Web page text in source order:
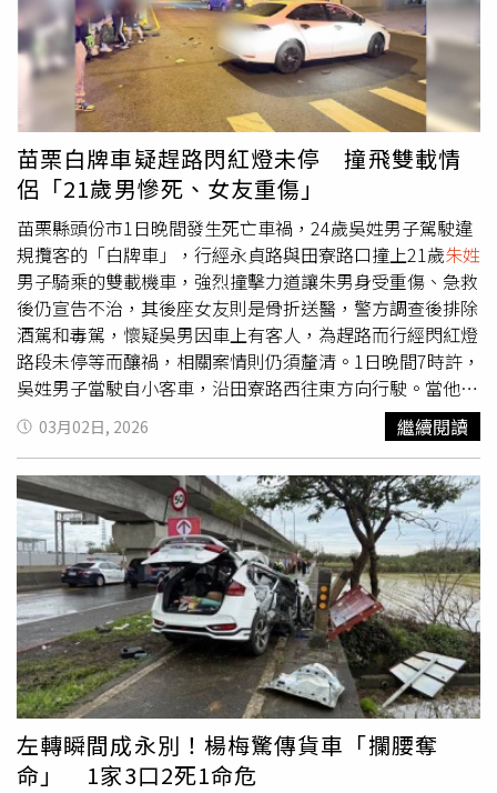
長，專門跟趙校長作對，絕不能給他們資源」；此衝突鬧到
教育局，賴嘉倫接受調查，表示廖確實有打電話說這些老師
的壞話，因此，陳師等人已經提告，全案正由台中地院審理
中。本刊致電校長趙祝凌私人手機，並傳訊息未獲回應。於
是打電話到該校，由發言人教務主任接聽，轉達採訪查證來
意，但到截稿為止，趙女並未回應。至於廖姓家長會長，本
刊致電其位於逢甲的店，由店長轉達採訪之意，但截稿之前
未獲回應。
居家安全防護仍有待加強，中壢警分局長林鼎泰強調，侵入
住家的竊盜行為不僅涉及財產損失，更嚴重影響居民的安全
感與生活品質，因此警方將以加重竊盜罪嫌從嚴究辦，絕不
寬貸。此外，警方也呼籲民眾，平時應養成良好防竊習慣，
包括隨手將門窗上鎖、加裝防盜設備，以及留意周遭可疑人
車動態，一旦發現異常，應立即通報警方，共同維護社區安
全。
苗栗白牌車疑趕路閃紅燈未停 撞飛雙載情
侶「21歲男慘死、女友重傷」
苗栗縣頭份市1日晚間發生死亡車禍，24歲吳姓男子駕駛違
規攬客的「白牌車」，行經永貞路與田寮路口撞上21歲朱姓
男子騎乘的雙載機車，強烈撞擊力道讓朱男身受重傷、急救
後仍宣告不治，其後座女友則是骨折送醫，警方調查後排除
酒駕和毒駕，懷疑吳男因車上有客人，為趕路而行經閃紅燈
路段未停等而釀禍，相關案情則仍須釐清。1日晚間7時許，
吳姓男子當駛自小客車，沿田寮路西往東方向行駛。當他行
經永貞路一段路口時，無視閃紅燈標誌，與沿永貞路一段北
往南方向的朱姓騎士發生碰撞。強烈撞擊力道讓朱男的機車
幾乎成為廢鐵，吳男車頭也嚴重毀損，朱男則是被撞飛，救
護人員趕抵後連忙協助送醫，但他傷勢過重，急救後仍宣告
不治，其後座女友則是骨折，送醫後已無生命危險。警方初
步調查排除吳男酒駕和毒駕，並發現他車上當時載有客人，
懷疑因載客趕路，這才未在閃紅燈路段未停等而釀禍，相關
案情仍待調查釐清，全案依過失致死罪嫌送辦，違規攬客部
分則將移請移請監理站裁罰，可罰10萬元以上並吊扣駕照及
牌照。警方呼籲，民眾行經支道的「閃紅燈」車輛應停車後
再開，行經幹道「閃黃燈」車輛應減速慢行通過，行經無號
誌路口時，駕駛人亦應減速慢行，以防範突發事故。
03月02日, 2026 繼續閱讀
左轉瞬間成永別！楊梅驚傳貨車「攔腰奪
命」 1家3口2死1命危